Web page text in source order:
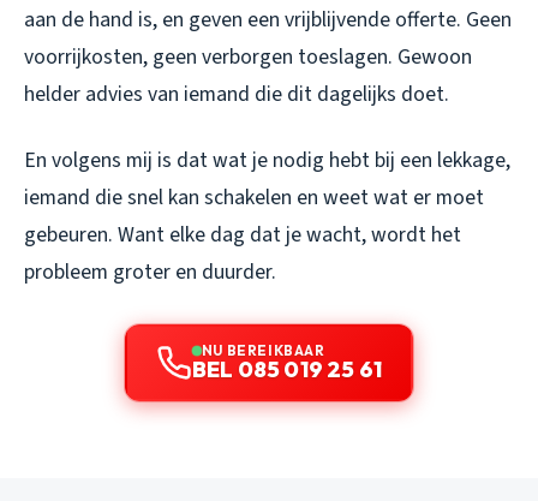
aan de hand is, en geven een vrijblijvende offerte. Geen
voorrijkosten, geen verborgen toeslagen. Gewoon
helder advies van iemand die dit dagelijks doet.
En volgens mij is dat wat je nodig hebt bij een lekkage,
iemand die snel kan schakelen en weet wat er moet
gebeuren. Want elke dag dat je wacht, wordt het
probleem groter en duurder.
NU BEREIKBAAR
BEL 085 019 25 61